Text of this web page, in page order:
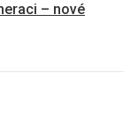
– nové